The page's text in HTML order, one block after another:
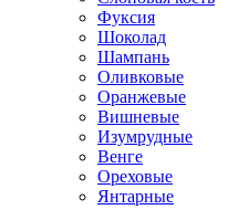
Фуксия
Шоколад
Шампань
Оливковые
Оранжевые
Вишневые
Изумрудные
Венге
Ореховые
Янтарные